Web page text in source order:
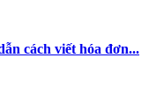
cách viết hóa đơn...